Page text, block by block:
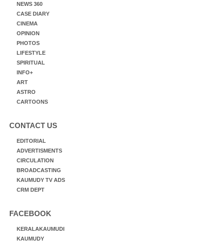
NEWS 360
CASE DIARY
CINEMA
OPINION
PHOTOS
LIFESTYLE
SPIRITUAL
INFO+
ART
ASTRO
CARTOONS
CONTACT US
EDITORIAL
ADVERTISMENTS
CIRCULATION
BROADCASTING
KAUMUDY TV ADS
CRM DEPT
FACEBOOK
KERALAKAUMUDI
KAUMUDY